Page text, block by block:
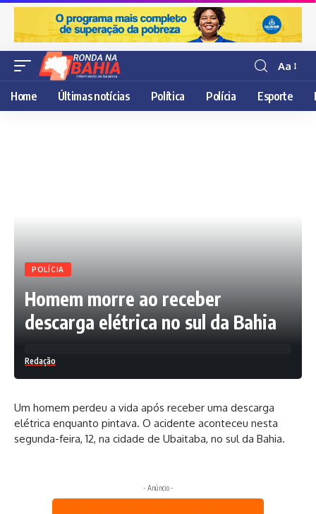
Resisor
de
fonte
Aa
Home Últimas notícias Política Polícia Esporte
POLÍCIA
Homem morre ao receber
descarga elétrica no sul da Bahia
Redação
Um homem perdeu a vida após receber uma descarga
elétrica enquanto pintava. O acidente aconteceu nesta
segunda-feira, 12, na cidade de Ubaitaba, no sul da Bahia.
- Anúncio -